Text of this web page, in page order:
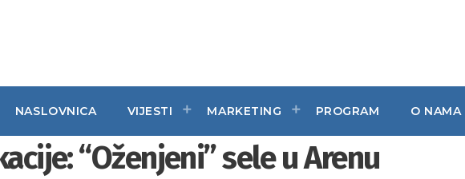
NASLOVNICA VIJESTI MARKETING PROGRAM O NAMA
“Oženjeni” sele u Arenu